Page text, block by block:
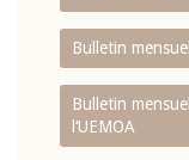
Bulletin
Bulletin
l‘UEMOA